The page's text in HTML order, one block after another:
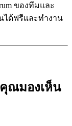
ของทีมและ
ได้ฟรีและทำงาน
ณมองเห็น